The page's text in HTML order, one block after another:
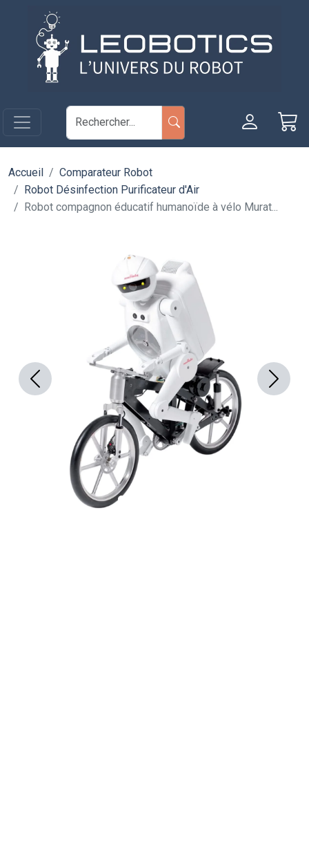
Aller au contenu principal
Accueil
Comparateur Robot
Robot Désinfection Purificateur d'Air
Robot compagnon éducatif humanoïde à vélo Murat...
Previous Next
Panneau de gestion des cookies